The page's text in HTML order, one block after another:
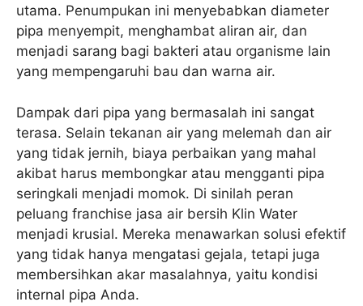
utama. Penumpukan ini menyebabkan diameter
pipa menyempit, menghambat aliran air, dan
menjadi sarang bagi bakteri atau organisme lain
yang mempengaruhi bau dan warna air.
Dampak dari pipa yang bermasalah ini sangat
terasa. Selain tekanan air yang melemah dan air
yang tidak jernih, biaya perbaikan yang mahal
akibat harus membongkar atau mengganti pipa
seringkali menjadi momok. Di sinilah peran
peluang franchise jasa air bersih Klin Water
menjadi krusial. Mereka menawarkan solusi efektif
yang tidak hanya mengatasi gejala, tetapi juga
membersihkan akar masalahnya, yaitu kondisi
internal pipa Anda.